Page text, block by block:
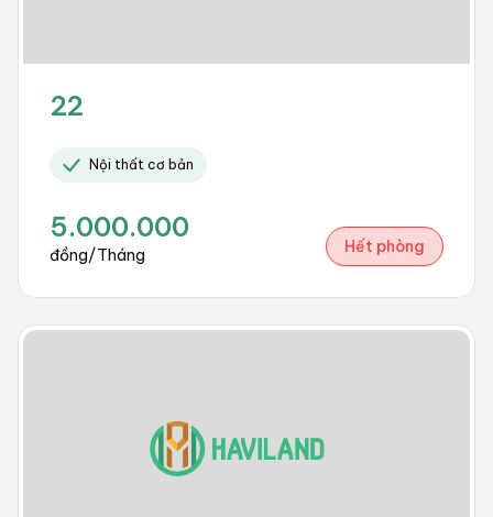
22
Nội thất cơ bản
5.000.000
đồng/Tháng Hết phòng